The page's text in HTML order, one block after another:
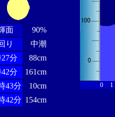
面
90%
り
中潮
分
88cm
分
161cm
43分
10cm
42分 154cm
0 1